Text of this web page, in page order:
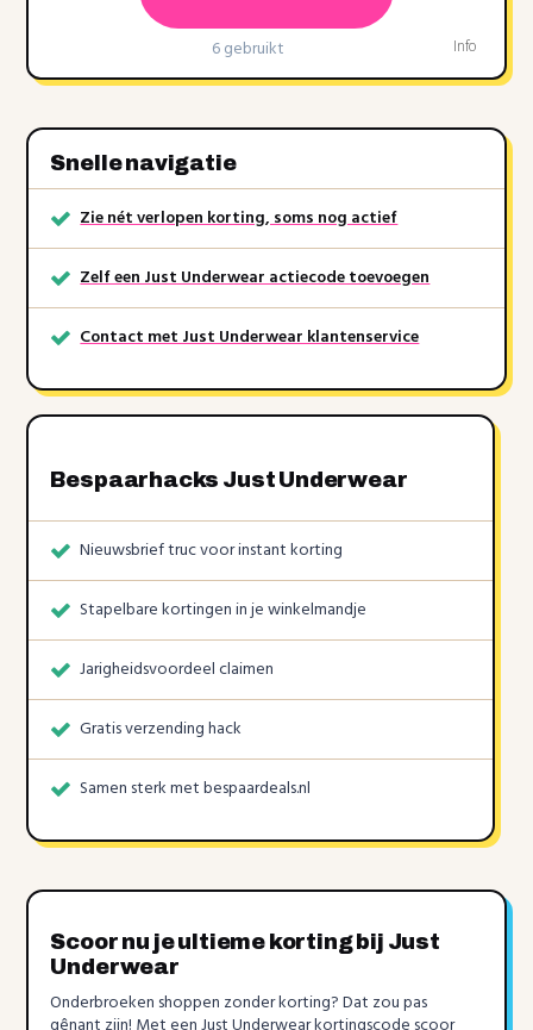
6 gebruikt Info
Snelle navigatie
Zie nét verlopen korting, soms nog actief
Zelf een Just Underwear actiecode toevoegen
Contact met Just Underwear klantenservice
Bespaarhacks Just Underwear
Nieuwsbrief truc voor instant korting
Stapelbare kortingen in je winkelmandje
Jarigheidsvoordeel claimen
Gratis verzending hack
Samen sterk met bespaardeals.nl
Scoor nu je ultieme korting bij Just
Underwear
Onderbroeken shoppen zonder korting? Dat zou pas